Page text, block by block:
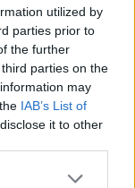
utilized by
parties prior to
the further
parties on the
may
IAB’s List of
it to other
νέα